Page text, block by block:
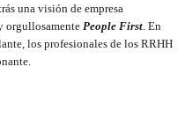
una visión de empresa
orgullosamente People First . En
los profesionales de los RRHH